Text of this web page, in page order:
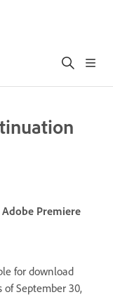
Premiere
for download
of September 30,